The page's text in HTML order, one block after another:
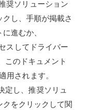
奨ソリューション
し、手順が掲載さ
進むか、
してドライバー
このドキュメント
用されます。
定し、推奨ソリュ
をクリックして関